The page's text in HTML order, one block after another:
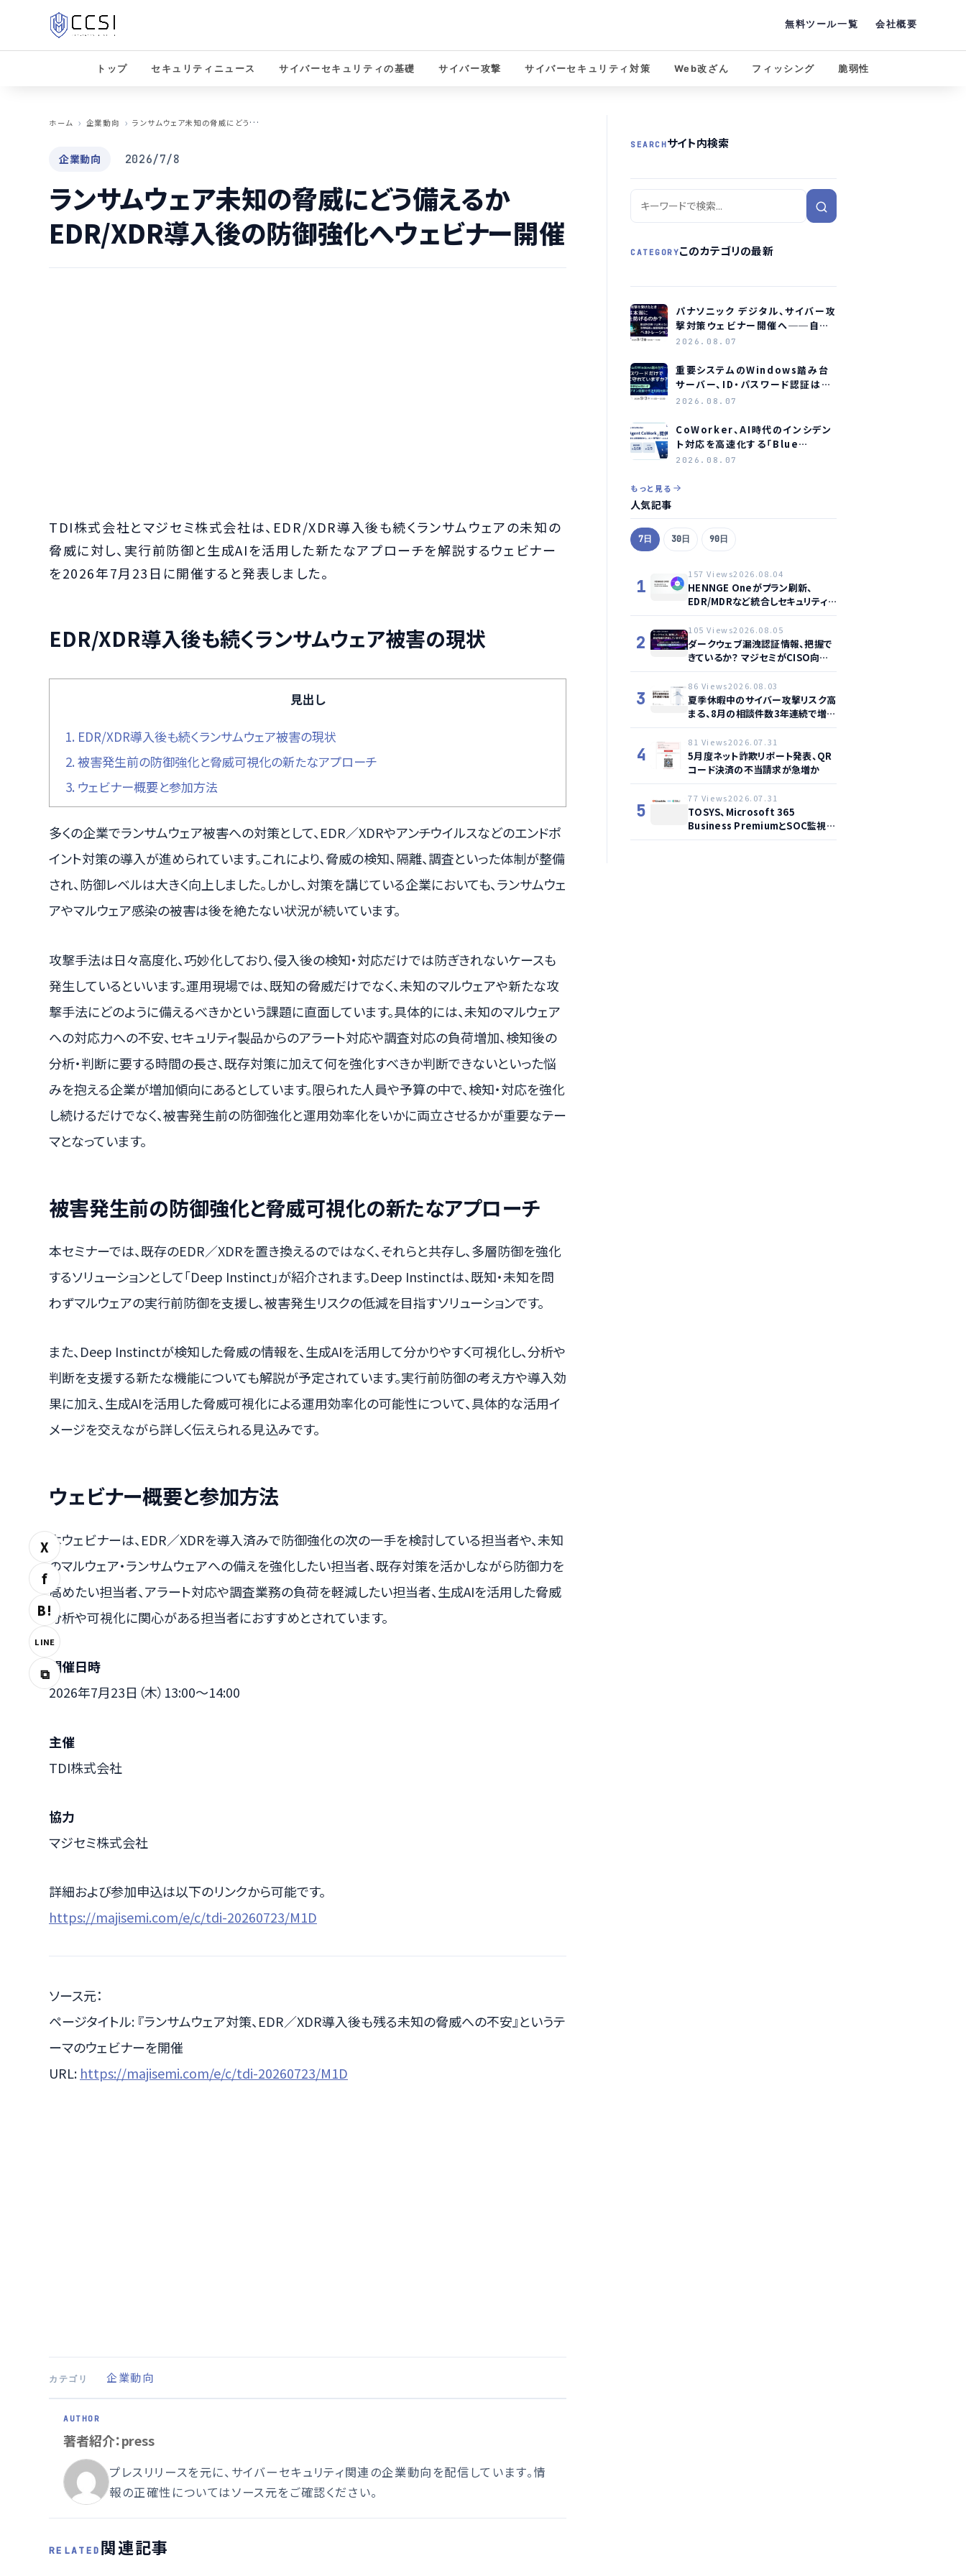
無料ツール一覧 会社概要
トップ セキュリティニュース サイバーセキュリティの基礎 サイバー攻撃 サイバーセキュリティ対策 Web改ざん フィッシング 脆弱性
ホーム
企業動向 ラ
ンサムウェア未知の脅威にどう備えるか EDR/XDR導入後の防御強化へウェビナー開催
X
f
B!
LINE
⧉
企業動向 2026/7/8
ランサムウェア未知の脅威にどう備えるか
EDR/XDR導入後の防御強化へウェビナー開催
TDI株式会社とマジセミ株式会社は、EDR/XDR導入後も続くランサムウェアの未知の
脅威に対し、実行前防御と生成AIを活用した新たなアプローチを解説するウェビナー
を2026年7月23日に開催すると発表しました。
EDR/XDR導入後も続くランサムウェア被害の現状
見出し
1. EDR/XDR導入後も続くランサムウェア被害の現状
2. 被害発生前の防御強化と脅威可視化の新たなアプローチ
3. ウェビナー概要と参加方法
多くの企業でランサムウェア被害への対策として、EDR／XDRやアンチウイルスなどのエンドポ
イント対策の導入が進められています。これにより、脅威の検知、隔離、調査といった体制が整備
され、防御レベルは大きく向上しました。しかし、対策を講じている企業においても、ランサムウェ
アやマルウェア感染の被害は後を絶たない状況が続いています。
攻撃手法は日々高度化、巧妙化しており、侵入後の検知・対応だけでは防ぎきれないケースも
発生しているといいます。運用現場では、既知の脅威だけでなく、未知のマルウェアや新たな攻
撃手法にどのように備えるべきかという課題に直面しています。具体的には、未知のマルウェア
への対応力への不安、セキュリティ製品からのアラート対応や調査対応の負荷増加、検知後の
分析・判断に要する時間の長さ、既存対策に加えて何を強化すべきか判断できないといった悩
みを抱える企業が増加傾向にあるとしています。限られた人員や予算の中で、検知・対応を強化
し続けるだけでなく、被害発生前の防御強化と運用効率化をいかに両立させるかが重要なテー
マとなっています。
被害発生前の防御強化と脅威可視化の新たなアプローチ
本セミナーでは、既存のEDR／XDRを置き換えるのではなく、それらと共存し、多層防御を強化
するソリューションとして「Deep Instinct」が紹介されます。Deep Instinctは、既知・未知を問
わずマルウェアの実行前防御を支援し、被害発生リスクの低減を目指すソリューションです。
また、Deep Instinctが検知した脅威の情報を、生成AIを活用して分かりやすく可視化し、分析や
判断を支援する新たな機能についても解説が予定されています。実行前防御の考え方や導入効
果に加え、生成AIを活用した脅威可視化による運用効率化の可能性について、具体的な活用イ
メージを交えながら詳しく伝えられる見込みです。
ウェビナー概要と参加方法
本ウェビナーは、EDR／XDRを導入済みで防御強化の次の一手を検討している担当者や、未知
のマルウェア・ランサムウェアへの備えを強化したい担当者、既存対策を活かしながら防御力を
高めたい担当者、アラート対応や調査業務の負荷を軽減したい担当者、生成AIを活用した脅威
分析や可視化に関心がある担当者におすすめとされています。
開催日時
2026年7月23日（木）13:00～14:00
主催
TDI株式会社
協力
マジセミ株式会社
詳細および参加申込は以下のリンクから可能です。
https://majisemi.com/e/c/tdi-20260723/M1D
ソース元：
ページタイトル: 『ランサムウェア対策、EDR／XDR導入後も残る未知の脅威への不安』というテ
ーマのウェビナーを開催
URL: https://majisemi.com/e/c/tdi-20260723/M1D
カテゴリ 企業動向
著者紹介：press
プレスリリースを元に、サイバーセキュリティ関連の企業動向を配信しています。情
報の正確性についてはソース元をご確認ください。
RELATED 関連記事
SEARCHサイト内検索
CATEGORYこのカテゴリの最新
パナソニック デジタル、サイバー攻
撃対策ウェビナー開催へ──自社
防御の実効性検証に焦点
2026.08.07
重要システムのWindows踏み台
サーバー、ID・パスワード認証は限
界か？ オーシャンブリッジとマジセ
2026.08.07
CoWorker、AI時代のインシデン
ト対応を高速化する「Blue
Agent CoWork」を提供開始
2026.08.07
もっと見る
人気記事
7日 30日 90日
1
157 Views2026.08.04
HENNGE Oneがプラン刷新、
EDR/MDRなど統合しセキュリティ
強化へ
2
105 Views2026.08.05
ダークウェブ漏洩認証情報、把握で
きているか？ マジセミがCISO向け
ウェビナー開催へ
3
86 Views2026.08.03
夏季休暇中のサイバー攻撃リスク高
まる、8月の相談件数3年連続で増加
か
4
81 Views2026.07.31
5月度ネット詐欺リポート発表、QR
コード決済の不当請求が急増か
5
77 Views2026.07.31
TOSYS、Microsoft 365
Business PremiumとSOC監視を
統合した新サービス提供開始